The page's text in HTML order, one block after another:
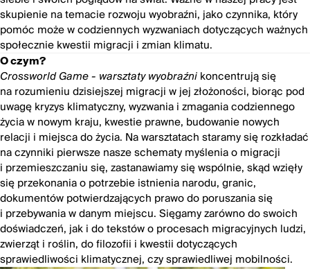
skupienie na temacie rozwoju wyobraźni, jako czynnika, który
pomóc może w codziennych wyzwaniach dotyczących ważnych
społecznie kwestii migracji i zmian klimatu.
O czym?
Crossworld Game - warsztaty wyobraźnikoncentrują się
na rozumieniu dzisiejszej migracji w jej złożoności, biorąc pod
uwagę kryzys klimatyczny, wyzwania i zmagania codziennego
życia w nowym kraju, kwestie prawne, budowanie nowych
relacji i miejsca do życia. Na warsztatach staramy się rozkładać
na czynniki pierwsze nasze schematy myślenia o migracji
i przemieszczaniu się, zastanawiamy się wspólnie, skąd wzięły
się przekonania o potrzebie istnienia narodu, granic,
dokumentów potwierdzających prawo do poruszania się
i przebywania w danym miejscu. Sięgamy zarówno do swoich
doświadczeń, jak i do tekstów o procesach migracyjnych ludzi,
zwierząt i roślin, do filozofii i kwestii dotyczących
sprawiedliwości klimatycznej, czy sprawiedliwej mobilności.